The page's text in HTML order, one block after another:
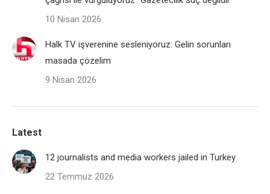
10 Nisan 2026
Halk TV işverenine sesleniyoruz: Gelin sorunları
masada çözelim
9 Nisan 2026
Latest
12 journalists and media workers jailed in Turkey
22 Temmuz 2026